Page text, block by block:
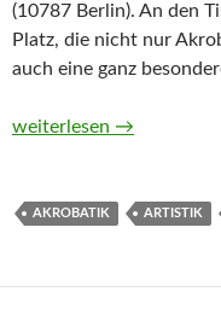
(10787 Berlin). An den
Platz, die nicht nur
auch eine ganz
Akrobatik über Tellern
weiterlesen →
AKROBATIK ARTISTIK